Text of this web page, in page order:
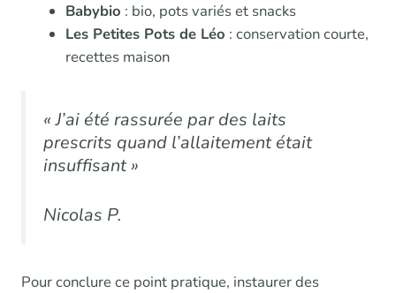
Babybio : bio, pots variés et snacks
Les Petites Pots de Léo : conservation courte,
recettes maison
« J’ai été rassurée par des laits
prescrits quand l’allaitement était
insuffisant »
Nicolas P.
Pour conclure ce point pratique, instaurer des